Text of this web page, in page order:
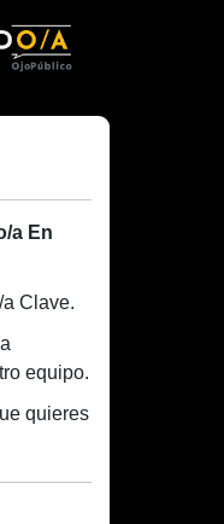
a En
Clave.
equipo.
quieres